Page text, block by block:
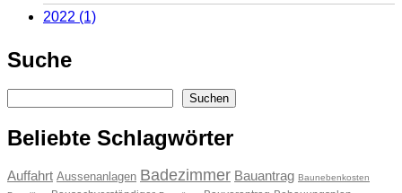
2022 (1)
Suche
Suchen
Beliebte Schlagwörter
Auffahrt Aussenanlagen Badezimmer Bauantrag Baunebenkosten